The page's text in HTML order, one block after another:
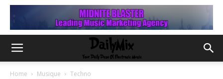
Home Musique Techno